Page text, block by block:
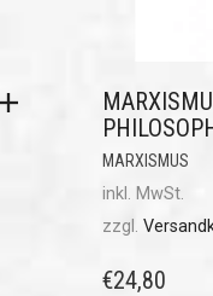
MARXISMUS
inkl. MwSt.
zzgl.
€24,80